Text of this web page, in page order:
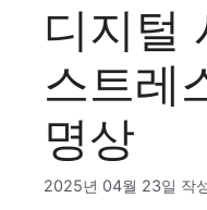
디지털
스트레
명상
2025년 04월 23일 작